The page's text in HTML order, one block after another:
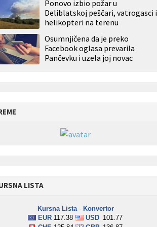
Ponovo izbio požar u
Deliblatskoj peščari, vatrogasci i
helikopteri na terenu
Osumnjičena da je preko
Facebook oglasa prevarila
Pančevku i uzela joj novac
LISTA